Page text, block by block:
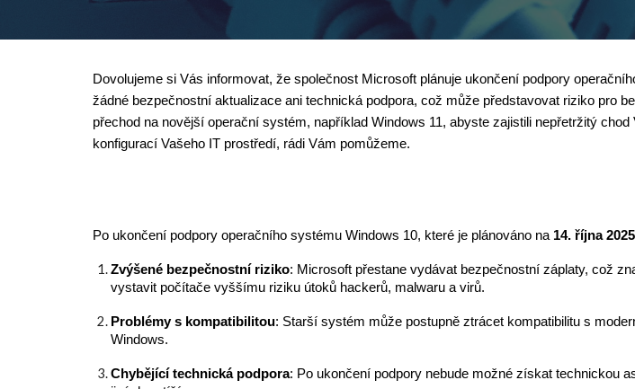
Dovolujeme si Vás informovat, že společnost Microsoft plánuje ukončení podpory
žádné bezpečnostní aktualizace ani technická podpora, což může představovat riziko pro
přechod na novější operační systém, například Windows 11, abyste zajistili nepřetržitý
konfigurací Vašeho IT prostředí, rádi Vám pomůžeme.
Po ukončení podpory operačního systému Windows 10, které je plánováno na 14. října 2025
Zvýšené bezpečnostní riziko: Microsoft přestane vydávat bezpečnostní záplaty, což
vystavit počítače vyššímu riziku útoků hackerů, malwaru a virů.
Problémy s kompatibilitou: Starší systém může postupně ztrácet kompatibilitu s
Windows.
Chybějící technická podpora: Po ukončení podpory nebude možné získat technickou